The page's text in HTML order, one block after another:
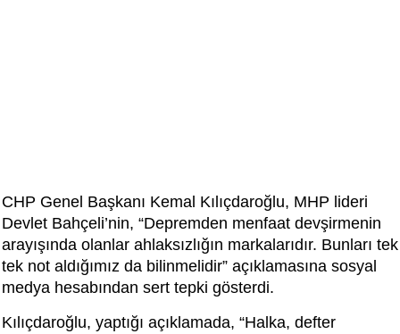
CHP Genel Başkanı Kemal Kılıçdaroğlu, MHP lideri
Devlet Bahçeli’nin, “Depremden menfaat devşirmenin
arayışında olanlar ahlaksızlığın markalarıdır. Bunları tek
tek not aldığımız da bilinmelidir” açıklamasına sosyal
medya hesabından sert tepki gösterdi.
Kılıçdaroğlu, yaptığı açıklamada, “Halka, defter